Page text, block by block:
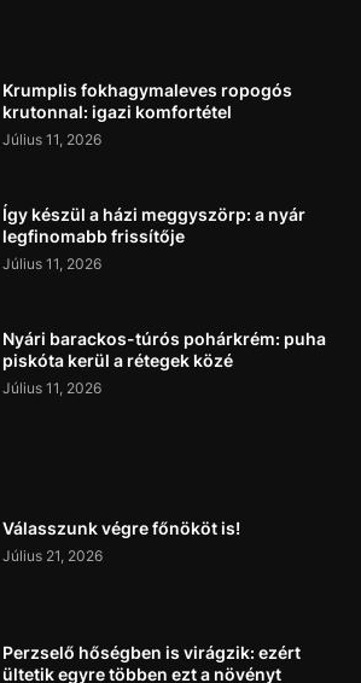
Krumplis fokhagymaleves ropogós
krutonnal: igazi komfortétel
Július 11, 2026
Így készül a házi meggyszörp: a nyár
legfinomabb frissítője
Július 11, 2026
Nyári barackos-túrós pohárkrém: puha
piskóta kerül a rétegek közé
Július 11, 2026
Válasszunk végre főnököt is!
Július 21, 2026
Perzselő hőségben is virágzik: ezért
ültetik egyre többen ezt a növényt